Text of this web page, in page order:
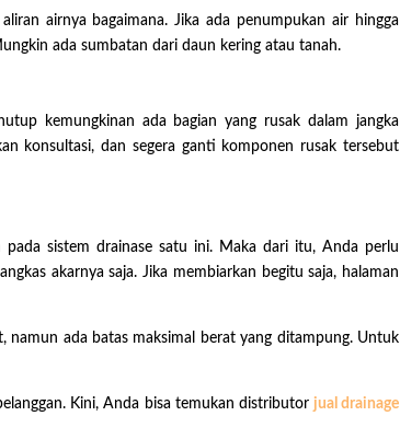
airnya bagaimana. Jika ada penumpukan air hingga
ada sumbatan dari daun kering atau tanah.
kemungkinan ada bagian yang rusak dalam jangka
konsultasi, dan segera ganti komponen rusak tersebut
sistem drainase satu ini. Maka dari itu, Anda perlu
akarnya saja. Jika membiarkan begitu saja, halaman
namun ada batas maksimal berat yang ditampung. Untuk
Kini, Anda bisa temukan distributor jual drainage